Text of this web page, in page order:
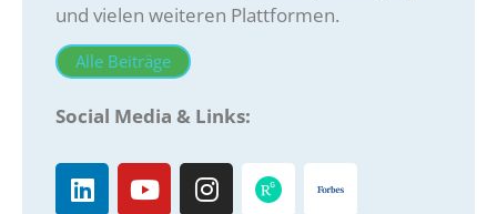
und vielen weiteren Plattformen.
Alle Beiträge
Social Media & Links: